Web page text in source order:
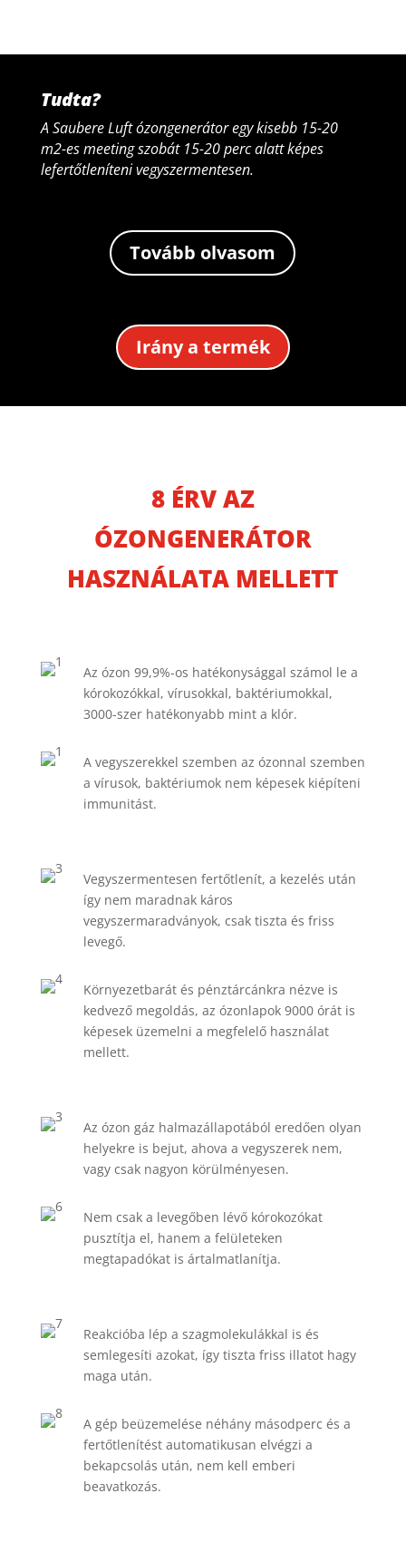
Tudta?
A Saubere Luft ózongenerátor egy kisebb 15-20
m2-es meeting szobát 15-20 perc alatt képes
lefertőtleníteni vegyszermentesen.
Tovább olvasom
Irány a termék
8 ÉRV AZ
ÓZONGENERÁTOR
HASZNÁLATA MELLETT
Az ózon 99,9%-os hatékonysággal számol le a
kórokozókkal, vírusokkal, baktériumokkal,
3000-szer hatékonyabb mint a klór.
A vegyszerekkel szemben az ózonnal szemben
a vírusok, baktériumok nem képesek kiépíteni
immunitást.
Vegyszermentesen fertőtlenít, a kezelés után
így nem maradnak káros
vegyszermaradványok, csak tiszta és friss
levegő.
Környezetbarát és pénztárcánkra nézve is
kedvező megoldás, az ózonlapok 9000 órát is
képesek üzemelni a megfelelő használat
mellett.
Az ózon gáz halmazállapotából eredően olyan
helyekre is bejut, ahova a vegyszerek nem,
vagy csak nagyon körülményesen.
Nem csak a levegőben lévő kórokozókat
pusztítja el, hanem a felületeken
megtapadókat is ártalmatlanítja.
Reakcióba lép a szagmolekulákkal is és
semlegesíti azokat, így tiszta friss illatot hagy
maga után.
A gép beüzemelése néhány másodperc és a
fertőtlenítést automatikusan elvégzi a
bekapcsolás után, nem kell emberi
beavatkozás.